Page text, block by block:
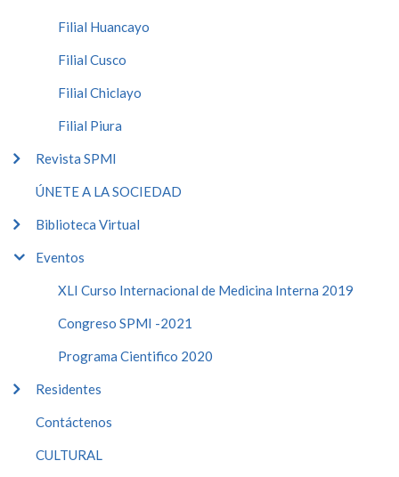
Filial Huancayo
Filial Cusco
Filial Chiclayo
Filial Piura
Revista SPMI
ÚNETE A LA SOCIEDAD
Biblioteca Virtual
Eventos
XLI Curso Internacional de Medicina Interna 2019
Congreso SPMI -2021
Programa Cientifico 2020
Residentes
Contáctenos
CULTURAL